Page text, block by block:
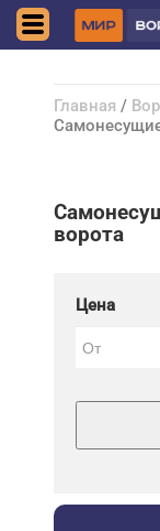
Главная /
ворота
Цена